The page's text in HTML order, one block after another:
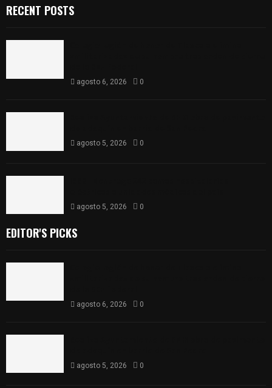
RECENT POSTS
agosto 6, 2026 0
agosto 5, 2026 0
agosto 5, 2026 0
EDITOR'S PICKS
agosto 6, 2026 0
agosto 5, 2026 0